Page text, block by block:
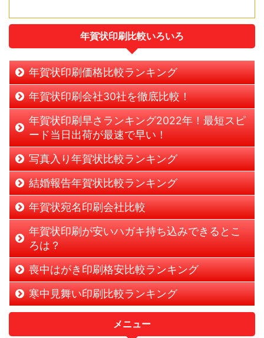
年賀状印刷比較いろいろ
年賀状印刷価格比較ランキング
年賀状印刷会社30社を徹底比較！
年賀状印刷早さランキング2022年！最短スピ
ード当日出荷が最速で早い！
写真入り年賀状比較ランキング
結婚報告年賀状比較ランキング
年賀状宛名印刷会社比較
年賀状印刷が安いハガキ持ち込みできるとこ
ろは？
喪中はがき印刷格安比較ランキング
寒中見舞い印刷比較ランキング
メニュー